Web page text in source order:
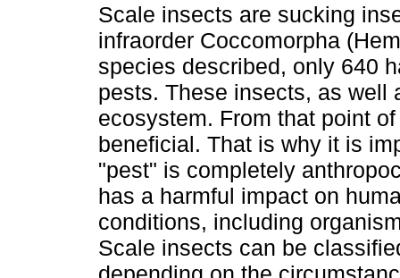
Scale insects are sucking
infraorder Coccomorpha
species described, only 640
pests. These insects, as well
ecosystem. From that point
beneficial. That is why it is
"pest" is completely
has a harmful impact on
conditions, including
Scale insects can be